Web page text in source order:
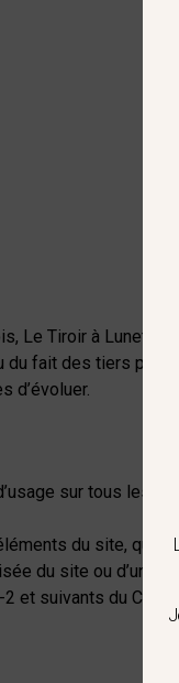
Le Tiroir à Lunettes
fait des tiers
d’évoluer.
sur tous les
du site,
du site ou d’un
et suivants du Code